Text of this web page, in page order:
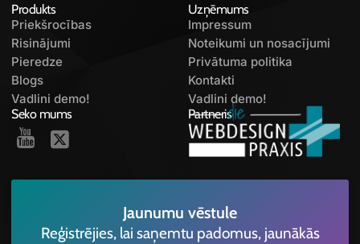
Produkts
Priekšrocības
Risinājumi
Pieredze
Blogs
Vadlini demo!
Seko mums
Uzņēmums
Impressum
Noteikumi un nosacījumi
Privātuma politika
Kontakti
Vadlini demo!
Partneris
Jaunumu vēstule
Reģistrējies, lai saņemtu padomus, jaunākās